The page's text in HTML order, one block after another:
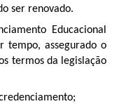
ser renovado.
Educacional
tempo, assegurado o
termos da legislação